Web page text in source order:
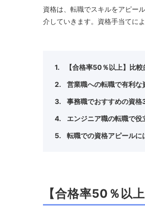
資格は、転職でスキルをアピー
介していきます。資格手当てに
【合格率50％以上】比
営業職への転職で有利な
事務職でおすすめの資格
エンジニア職の転職で役
転職での資格アピールに
【合格率50％以